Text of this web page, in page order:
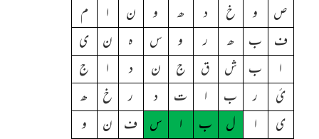
ص
و خ د ھ و ن ا
م
ف ب ھ ر و س ہ ن ی
ا
ب ش ق ج ن د ا
ج
ئ
ر ب ا ت د ر خ
ھ
ی
ا ل ب ا س ف ن
و